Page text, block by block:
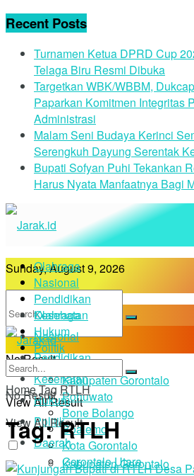
Recent Posts
Turnamen Ketua DPRD Cup
Telaga Biru Resmi Dibuka
Targetkan WBK/WBBM,
Paparkan Komitmen Integritas
Administrasi
Malam Seni Budaya Kerinci
Serengkuh Dayung Serentak
Bupati Sofyan Puhi Tekankan
Harus Nyata Manfaatnya Bagi
Sunday, August 9, 2026
No Result
View All Result
Olahraga
Nasional
Pendidikan
Kesehatan
Hukum
Politik
Daerah
Kabupaten Gorontalo
Pohuwato
Bone Bolango
Boalemo
Kota Gorontalo
Gorontalo Utara
Olahraga
Nasional
Pendidikan
Kesehatan
Hukum
Politik
Daerah
Kabupaten Gorontalo
No Result
View All Result
HomeTagRTLH
Tag:RTLH